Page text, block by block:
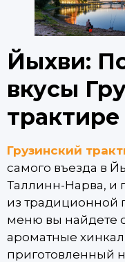
Йыхви:
вкусы
Грузинский
самого въезда в
Таллинн-Нарва, и
из традиционной
меню вы найдете
ароматные
приготовленный